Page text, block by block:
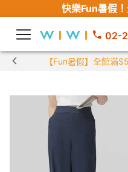
快樂Fun暑假！
02-
【Fun暑假】全館滿